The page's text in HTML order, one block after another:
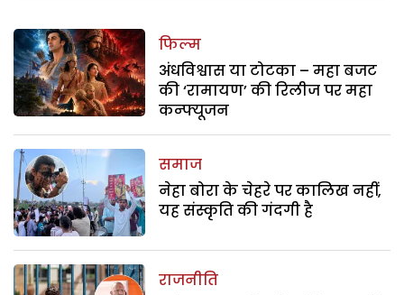
फिल्म
अंधविश्वास या टोटका – महा बजट
की ‘रामायण’ की रिलीज पर महा
कन्फ्यूजन
समाज
नेहा बोरा के चेहरे पर कालिख नहीं,
यह संस्कृति की गंदगी है
राजनीति